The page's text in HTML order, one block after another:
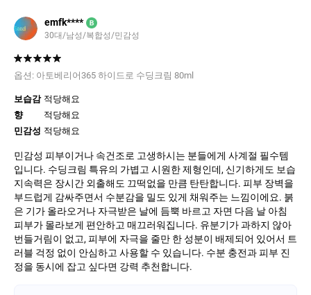
emfk**** B
30대 남성 복합성 민감성
옵션: 아토베리어365 하이드로 수딩크림 80ml
보습감 적당해요
향
적당해요
민감성 적당해요
민감성 피부이거나 속건조로 고생하시는 분들에게 사계절 필수템
입니다. 수딩크림 특유의 가볍고 시원한 제형인데, 신기하게도 보습
지속력은 장시간 외출해도 끄떡없을 만큼 탄탄합니다. 피부 장벽을
부드럽게 감싸주면서 수분감을 밀도 있게 채워주는 느낌이에요. 붉
은 기가 올라오거나 자극받은 날에 듬뿍 바르고 자면 다음 날 아침
피부가 몰라보게 편안하고 매끄러워집니다. 유분기가 과하지 않아
번들거림이 없고, 피부에 자극을 줄만 한 성분이 배제되어 있어서 트
러블 걱정 없이 안심하고 사용할 수 있습니다. 수분 충전과 피부 진
정을 동시에 잡고 싶다면 강력 추천합니다.